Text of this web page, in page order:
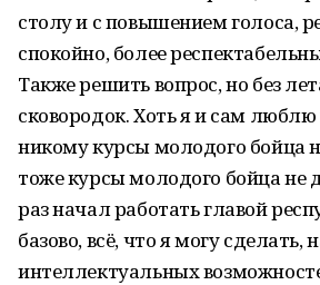
столу и с повышением голоса,
спокойно, более
Также решить вопрос, но без
сковородок. Хоть я и сам
никому курсы молодого бойца
тоже курсы молодого бойца не
раз начал работать главой
базово, всё, что я могу сделать,
интеллектуальных